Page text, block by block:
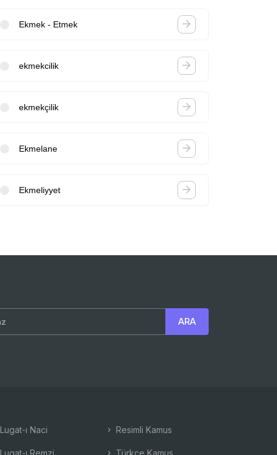
Ekmek - Etmek
ekmekcilik
ekmekçilik
Ekmelane
Ekmeliyyet
Lugat-ı Naci
Lugat-ı Remzi
Resimli Kamus
Türkçe Kamus